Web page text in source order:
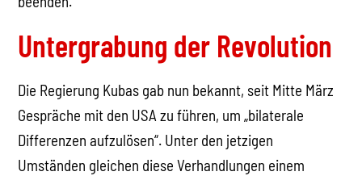
Untergrabung der Revolution
Die Regierung Kubas gab nun bekannt, seit Mitte März
Gespräche mit den USA zu führen, um „bilaterale
Differenzen aufzulösen“. Unter den jetzigen
Umständen gleichen diese Verhandlungen einem